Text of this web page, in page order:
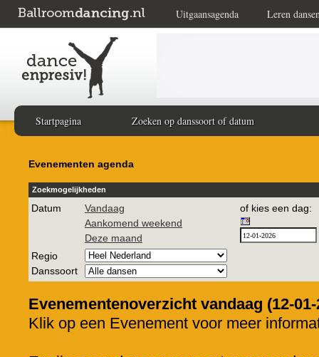
Uitgaansagenda Leren
Startpagina Zoeken op danssoort of datum
Evenementen agenda
Zoekmogelijkheden
Datum
Vandaag
Aankomend weekend
Deze maand
of kies een dag:
Regio
Danssoort
Evenementenoverzicht vandaag (12-01-
Klik op een Evenement voor meer